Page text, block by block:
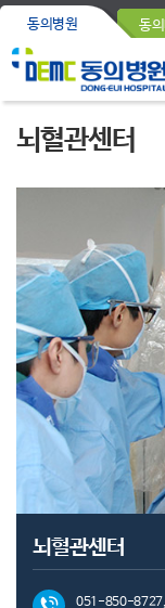
동의병원 동
뇌혈관센터
뇌혈관센터
051-850-